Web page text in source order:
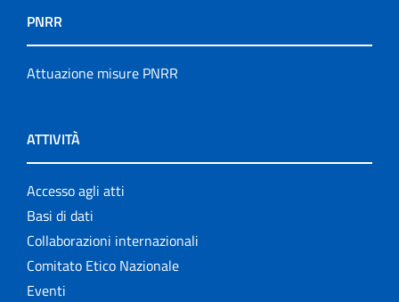
PNRR
Attuazione misure PNRR
ATTIVITÀ
Accesso agli atti
Basi di dati
Collaborazioni internazionali
Comitato Etico Nazionale
Eventi